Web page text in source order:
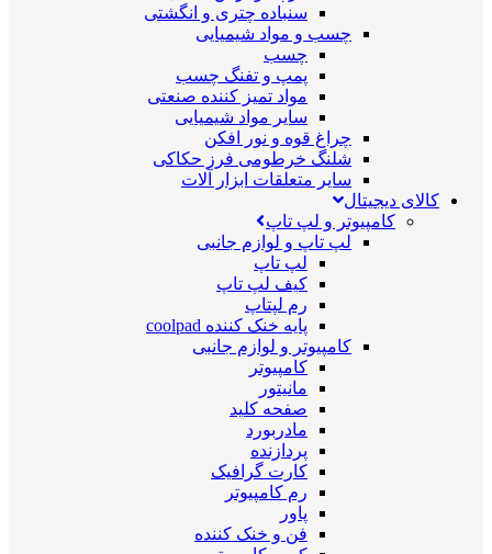
سنباده چتری و انگشتی
چسب و مواد شیمیایی
چسب
پمپ و تفنگ چسب
مواد تمیز کننده صنعتی
سایر مواد شیمیایی
چراغ قوه و نور افکن
شلنگ خرطومی فرز حکاکی
سایر متعلقات ابزار آلات
کالای دیجیتال
کامپیوتر و لپ تاپ
لپ تاپ و لوازم جانبی
لپ تاپ
کیف لپ تاپ
رم لپتاپ
پایه خنک کننده coolpad
کامپیوتر و لوازم جانبی
کامپیوتر
مانیتور
صفحه کلید
مادربورد
پردازنده
کارت گرافیک
رم کامپیوتر
پاور
فن و خنک کننده